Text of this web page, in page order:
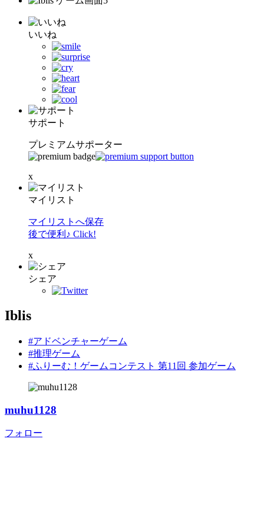
いいね
サポート
プレミアムサポーター
x
マイリスト
マイリストへ保存
後で便利♪ Click!
x
シェア
Iblis
#アドベンチャーゲーム
#推理ゲーム
#ふりーむ！ゲームコンテスト 第11回 参加ゲーム
muhu1128
フォロー